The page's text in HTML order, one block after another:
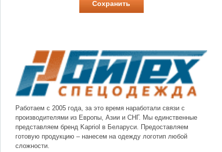
Работаем с 2005 года, за это время наработали связи с
производителями из Европы, Азии и СНГ. Мы единственные
представляем бренд Kapriol в Беларуси. Предоставляем
готовую продукцию – нанесем на одежду логотип любой
сложности.